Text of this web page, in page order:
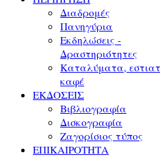
Διαδρομές
Πανηγύρια
Εκδηλώσεις -
Δραστηριότητες
Καταλύματα,
καφέ
ΕΚΔΟΣΕΙΣ
Βιβλιογραφία
Δισκογραφία
Ζαγορίσιος τύπος
ΕΠΙΚΑΙΡΟΤΗΤΑ